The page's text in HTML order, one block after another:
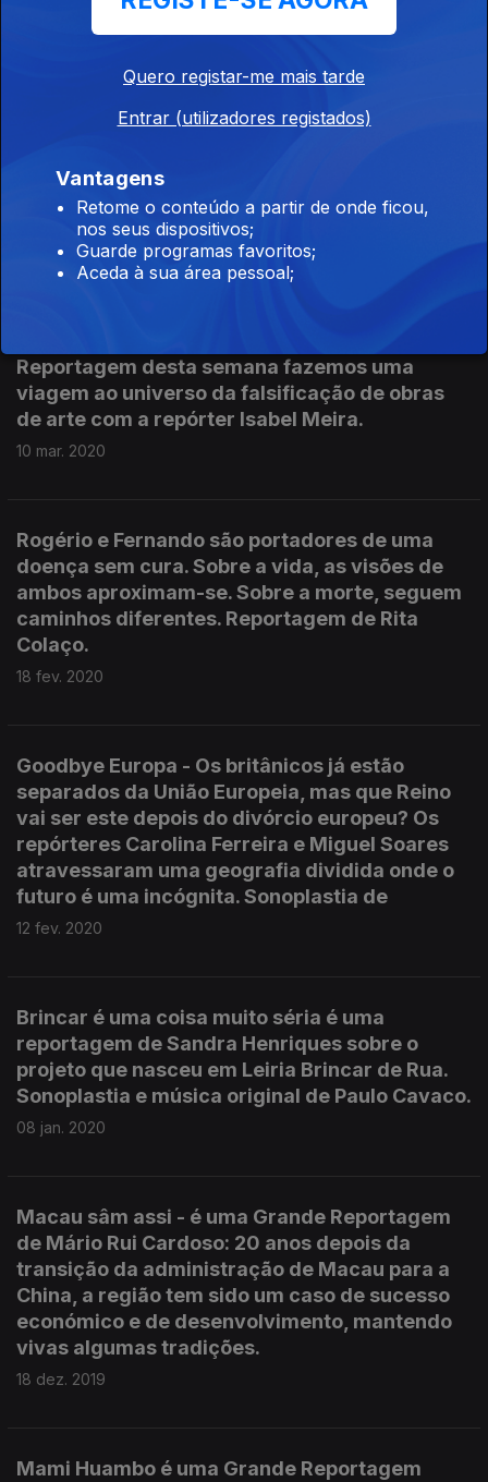
Este país ainda não é para ciganos, é uma
Grande Reportagem Antena1 de Isabel Cunha,
Sonorização de João Barros e Rui Fonseca.
24 jun. 2020
Será que é possível enganar os peritos de uma
Reportagem desta semana fazemos uma
viagem ao universo da falsificação de obras
de arte com a repórter Isabel Meira.
10 mar. 2020
Rogério e Fernando são portadores de uma
doença sem cura. Sobre a vida, as visões de
ambos aproximam-se. Sobre a morte, seguem
caminhos diferentes. Reportagem de Rita
Colaço.
18 fev. 2020
Goodbye Europa - Os britânicos já estão
separados da União Europeia, mas que Reino
vai ser este depois do divórcio europeu? Os
repórteres Carolina Ferreira e Miguel Soares
atravessaram uma geografia dividida onde o
futuro é uma incógnita. Sonoplastia de
12 fev. 2020
Brincar é uma coisa muito séria é uma
reportagem de Sandra Henriques sobre o
projeto que nasceu em Leiria Brincar de Rua.
Sonoplastia e música original de Paulo Cavaco.
08 jan. 2020
Macau sâm assi - é uma Grande Reportagem
de Mário Rui Cardoso: 20 anos depois da
transição da administração de Macau para a
China, a região tem sido um caso de sucesso
económico e de desenvolvimento, mantendo
vivas algumas tradições.
18 dez. 2019
Mami Huambo é uma Grande Reportagem
Quero registar-me mais tarde
Entrar (utilizadores registados)
Vantagens
Retome o conteúdo a partir de onde ficou,
nos seus dispositivos;
Guarde programas favoritos;
Aceda à sua área pessoal;